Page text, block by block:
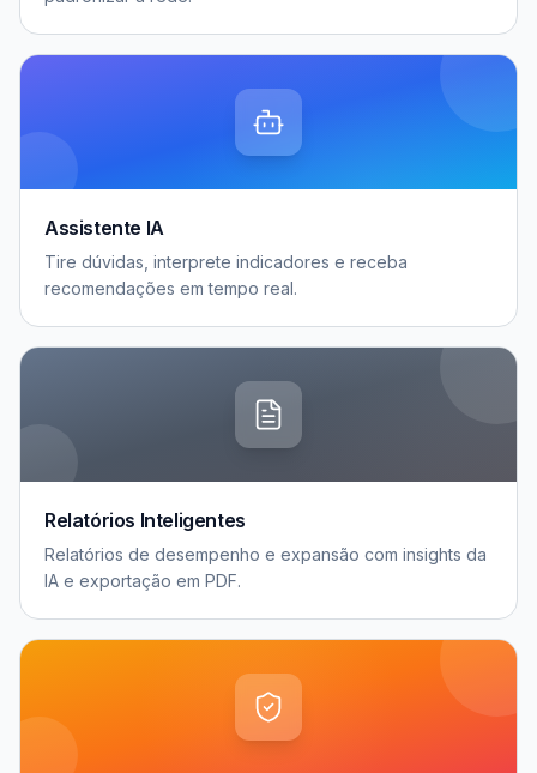
Assistente IA
Tire dúvidas, interprete indicadores e receba
recomendações em tempo real.
Relatórios Inteligentes
Relatórios de desempenho e expansão com insights da
IA e exportação em PDF.